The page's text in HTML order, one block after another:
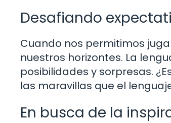
Desafiando
Cuando nos permitimos
nuestros horizontes. La
posibilidades y sorpresas.
las maravillas que el
En busca de la